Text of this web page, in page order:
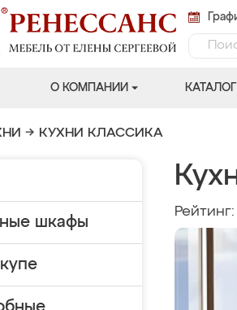
О КОМПАНИИ КАТАЛОГ
→ КУХНИ КЛАССИКА
шкафы
Рейтинг: